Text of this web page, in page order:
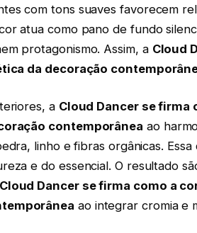
com tons suaves favorecem
atua como pano de fundo
protagonismo. Assim, a Cloud
da decoração
a Cloud Dancer se firma
contemporânea ao
linho e fibras orgânicas.
e do essencial. O resultado
Cloud Dancer se firma como a
ao integrar cromia e